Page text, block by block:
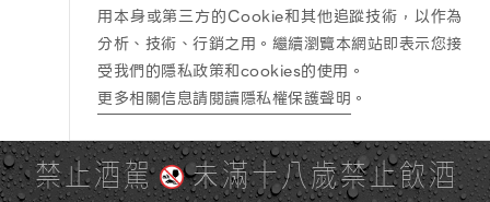
禁止酒駕 未滿十八歲禁止飲酒
用本身或第三方的Cookie和其他追蹤技術，以作為
分析、技術、行銷之用。繼續瀏覽本網站即表示您接
受我們的隱私政策和cookies的使用。
更多相關信息請閱讀隱私權保護聲明 。
PAGE TOP